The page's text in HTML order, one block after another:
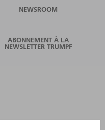
NEWSROOM
ABONNEMENT À LA
NEWSLETTER TRUMPF